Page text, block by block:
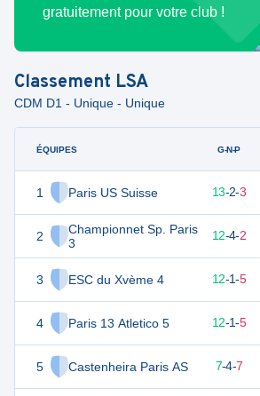
gratuitement pour votre club !
Classement LSA
CDM D1 - Unique - Unique
ÉQUIPES
1 Paris US Suisse
2
Championnet Sp. Paris
3
3 ESC du Xvème 4
4 Paris 13 Atletico 5
5 Castenheira Paris AS
G-N-P
40 13-2-3
40 18 12-4-2
37 12-1-5
36 12-1-5
24 18 7-4-7